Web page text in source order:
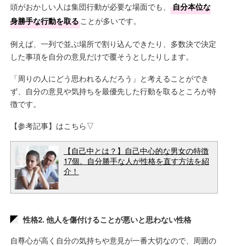
頭がおかしい人は集団行動が必要な場面でも、
自分本位な
身勝手な行動を取ることが多いです。
例えば、一列で並ぶ場所で割り込んできたり、多数決で決定
した事項を自分の意見だけで覆そうとしたりします。
「周りの人にどう思われるんだろう」と考えることができ
ず、自分の意見や気持ちを最優先した行動を取るところが特
徴です。
【参考記事】はこちら▽
【自己中とは？】自己中心的な男女の特徴
17個。自分勝手な人が性格を直す方法を紹
介！
性格2. 他人を傷付けることが悪いと思わない性格
自尊心が高く自分の気持ちや意見が一番大切なので、周囲の